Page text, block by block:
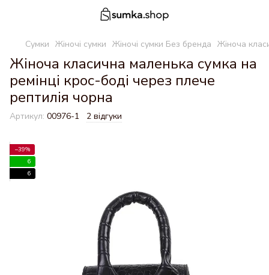
Сумки Жіночі сумки Жіночі сумки Без бренда Жіноча
Жіноча класична маленька сумка на
ремінці крос-боді через плече
рептилія чорна
Артикул: 00976-1 2 відгуки
−39%
6
6